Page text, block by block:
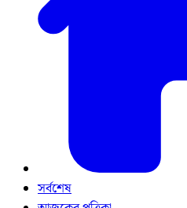
সর্বশেষ